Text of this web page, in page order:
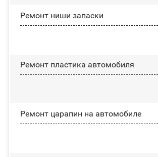
Ремонт ниши запаски
Ремонт пластика автомобиля
Ремонт царапин на автомобиле